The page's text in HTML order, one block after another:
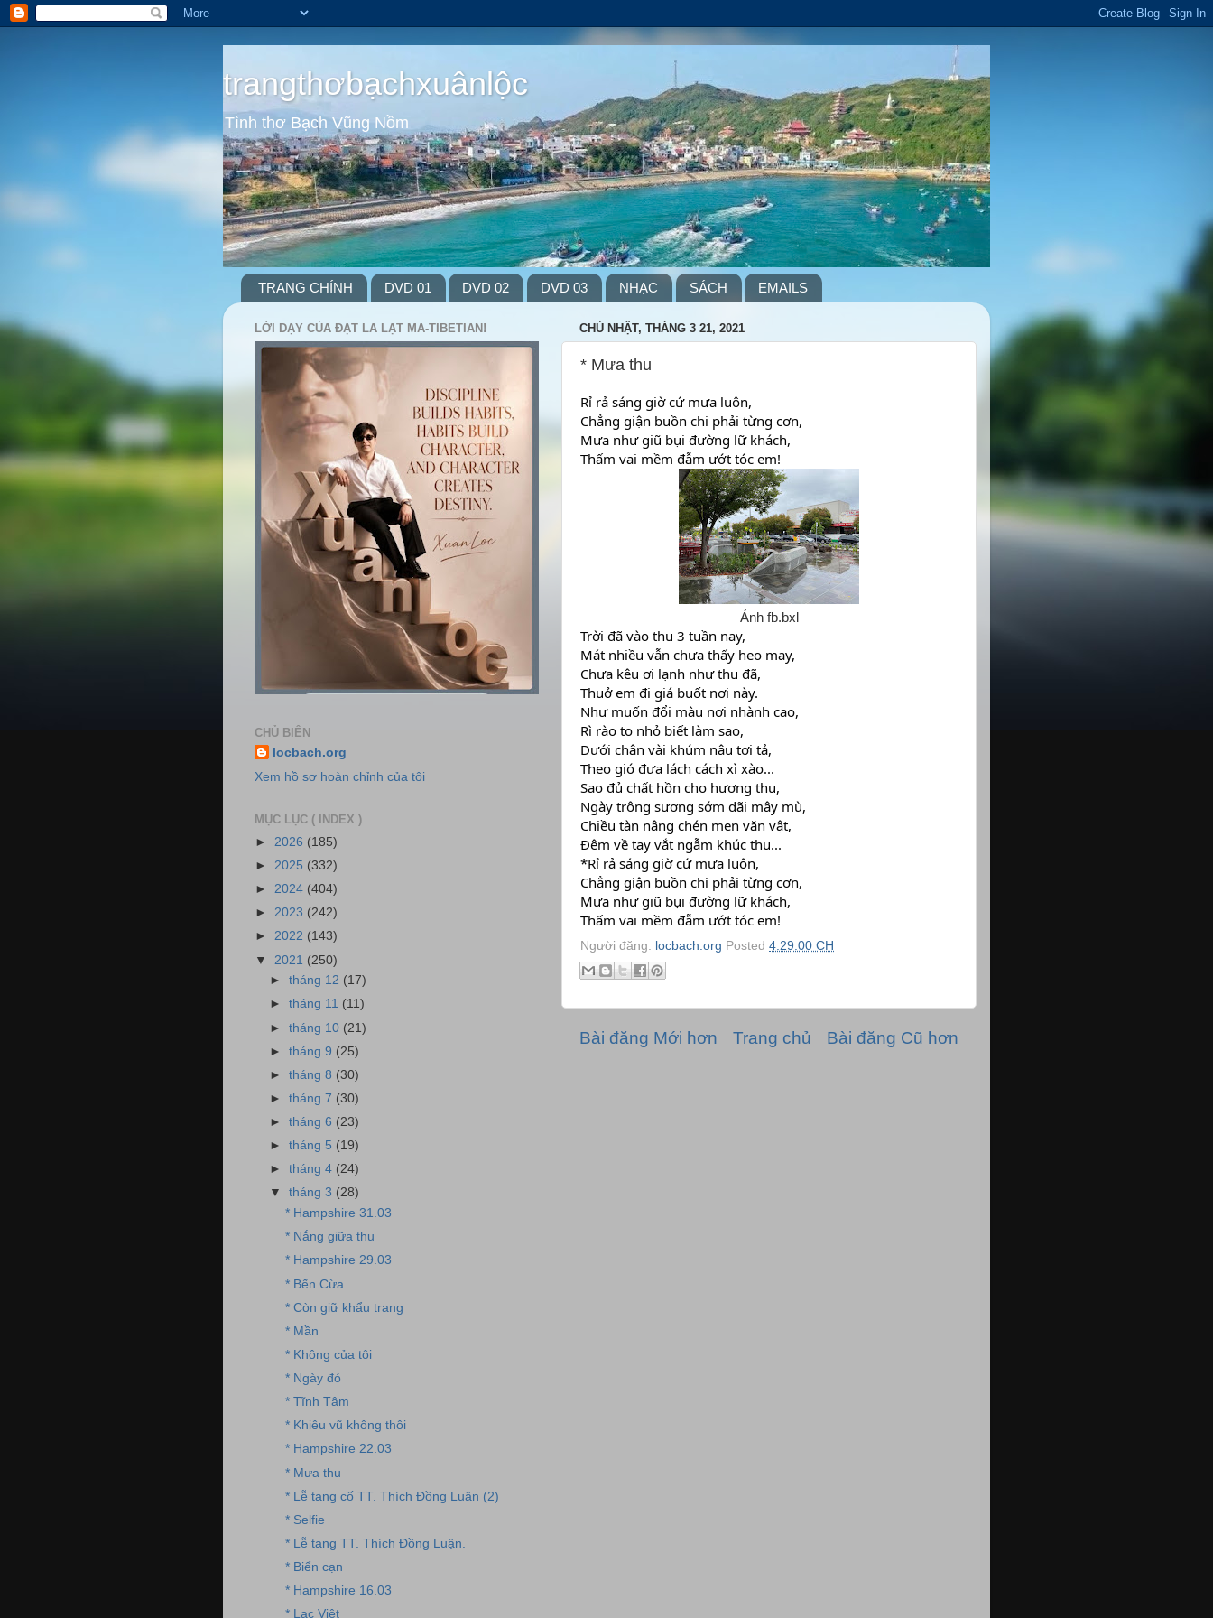
trangthơbạchxuânlộc
Tình thơ Bạch Vũng Nồm
TRANG CHÍNH DVD 01 DVD 02 DVD 03 NHẠC SÁCH EMAILS
CHỦ NHẬT, THÁNG 3 21, 2021
* Mưa thu
Rỉ rả sáng giờ cứ mưa luôn,
Chẳng giận buồn chi phải từng cơn,
Mưa như giũ bụi đường lữ khách,
Thấm vai mềm đẫm ướt tóc em!
Ảnh fb.bxl
Trời đã vào thu 3 tuần nay,
Mát nhiều vẫn chưa thấy heo may,
Chưa kêu ơi lạnh như thu đã,
Thuở em đi giá buốt nơi này.
Như muốn đổi màu nơi nhành cao,
Rì rào to nhỏ biết làm sao,
Dưới chân vài khúm nâu tơi tả,
Theo gió đưa lách cách xì xào...
Sao đủ chất hồn cho hương thu,
Ngày trông sương sớm dãi mây mù,
Chiều tàn nâng chén men văn vật,
Đêm về tay vắt ngẫm khúc thu...
*Rỉ rả sáng giờ cứ mưa luôn,
Chẳng giận buồn chi phải từng cơn,
Mưa như giũ bụi đường lữ khách,
Thấm vai mềm đẫm ướt tóc em!
Người đăng: locbach.org Posted 4:29:00 CH
Bài đăng Mới hơn Bài đăng Cũ hơn
Trang chủ
LỜI DẠY CỦA ĐẠT LA LẠT MA-TIBETIAN!
CHỦ BIÊN
locbach.org
Xem hồ sơ hoàn chỉnh của tôi
MỤC LỤC ( INDEX )
► 2026 (185)
► 2025 (332)
► 2024 (404)
► 2023 (242)
► 2022 (143)
▼ 2021 (250)
►tháng 12 (17)
►tháng 11 (11)
►tháng 10 (21)
►tháng 9 (25)
►tháng 8 (30)
►tháng 7 (30)
►tháng 6 (23)
►tháng 5 (19)
►tháng 4 (24)
▼tháng 3 (28)
* Hampshire 31.03
* Nắng giữa thu
* Hampshire 29.03
* Bến Cừa
* Còn giữ khẩu trang
* Mần
* Không của tôi
* Ngày đó
* Tĩnh Tâm
* Khiêu vũ không thôi
* Hampshire 22.03
* Mưa thu
* Lễ tang cố TT. Thích Đồng Luận (2)
* Selfie
* Lễ tang TT. Thích Đồng Luận.
* Biển cạn
* Hampshire 16.03
* Lạc Việt